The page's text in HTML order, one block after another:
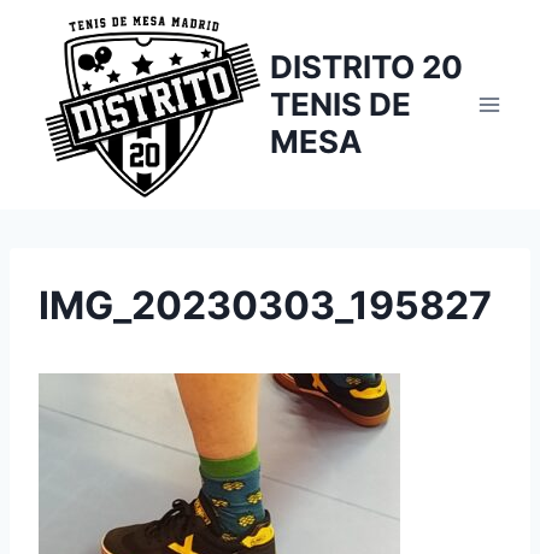
contenido
DISTRITO 20
TENIS DE
MESA
IMG_20230303_195827